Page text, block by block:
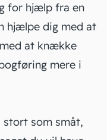
for hjælp fra en
hjælpe dig med at
at knække
mere i
stort som småt,